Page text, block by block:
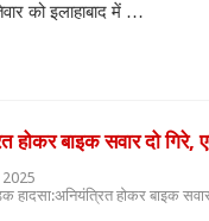
को इलाहाबाद में …
होकर बाइक सवार दो गिरे,
2025
हादसा:अनियंत्रित होकर बाइक